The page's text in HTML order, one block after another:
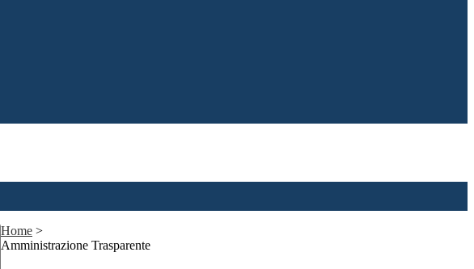
Home >
Amministrazione Trasparente